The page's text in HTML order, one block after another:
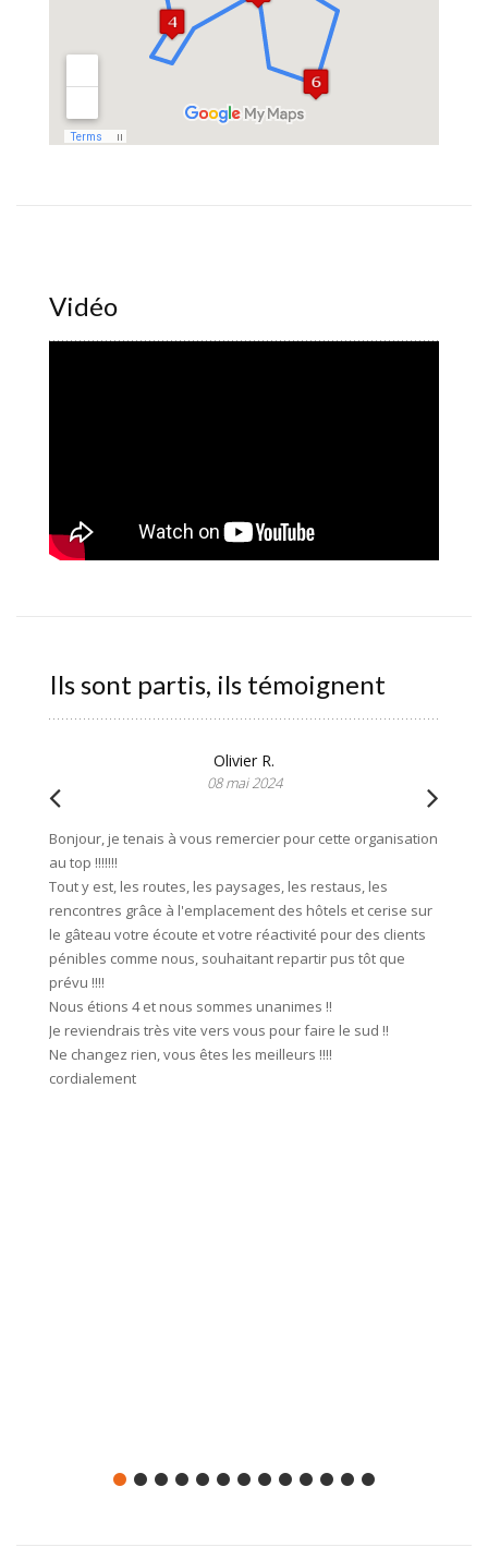
Vidéo
Ils sont partis, ils témoignent
Olivier R.
08 mai 2024
Bonjour, je tenais à vous remercier pour cette organisation
au top !!!!!!!
Tout y est, les routes, les paysages, les restaus, les
rencontres grâce à l'emplacement des hôtels et cerise sur
le gâteau votre écoute et votre réactivité pour des clients
pénibles comme nous, souhaitant repartir pus tôt que
prévu !!!!
Nous étions 4 et nous sommes unanimes !!
Je reviendrais très vite vers vous pour faire le sud !!
Ne changez rien, vous êtes les meilleurs !!!!
cordialement